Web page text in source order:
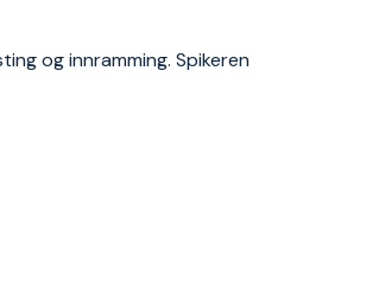
og innramming. Spikeren